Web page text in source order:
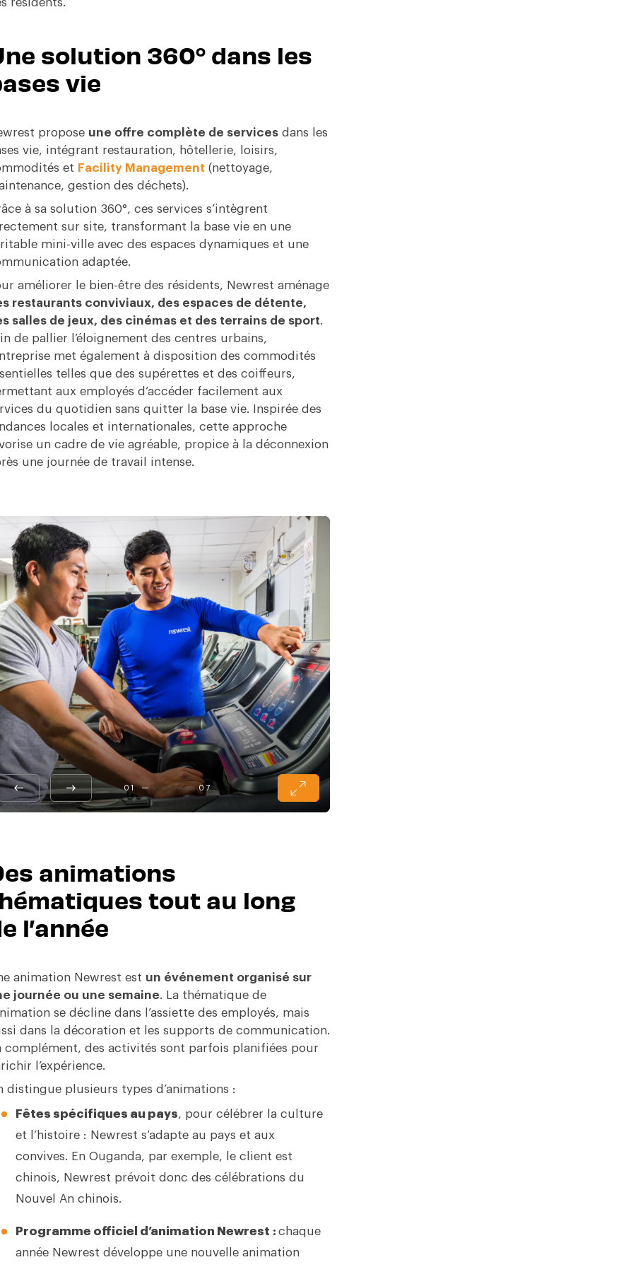
résidents.
solution 360° dans les
vie
propose une offre complète de servicesdans les
vie, intégrant restauration, hôtellerie, loisirs,
et Facility Management (nettoyage,
gestion des déchets).
à sa solution 360°, ces services s’intègrent
sur site, transformant la base vie en une
mini-ville avec des espaces dynamiques et une
adaptée.
améliorer le bien-être des résidents, Newrest aménage
restaurants conviviaux, des espaces de détente,
salles de jeux, des cinémas et des terrains de sport.
de pallier l’éloignement des centres urbains,
met également à disposition des commodités
telles que des supérettes et des coiffeurs,
aux employés d’accéder facilement aux
du quotidien sans quitter la base vie. Inspirée des
locales et internationales, cette approche
un cadre de vie agréable, propice à la déconnexion
une journée de travail intense.
01 07
animations
tout au long
l’année
animation Newrest est un événement organisé sur
journée ou une semaine. La thématique de
se décline dans l’assiette des employés, mais
dans la décoration et les supports de communication.
complément, des activités sont parfois planifiées pour
l’expérience.
distingue plusieurs types d’animations :
Fêtes spécifiques au pays, pour célébrer la culture
et l’histoire : Newrest s’adapte au pays et aux
convives. En Ouganda, par exemple, le client est
chinois, Newrest prévoit donc des célébrations du
Nouvel An chinois.
Programme officiel d’animation Newrest : chaque
année Newrest développe une nouvelle animation